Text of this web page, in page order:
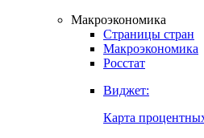
Макроэкономика
Страницы стран
Макроэкономика
Росстат
Виджет:
Карта